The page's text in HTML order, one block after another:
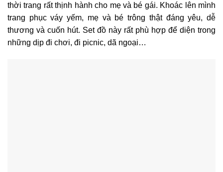
thời trang rất thịnh hành cho mẹ và bé gái. Khoác lên mình
trang phục váy yếm, mẹ và bé trông thật đáng yêu, dễ
thương và cuốn hút. Set đồ này rất phù hợp để diện trong
những dịp đi chơi, đi picnic, dã ngoại…